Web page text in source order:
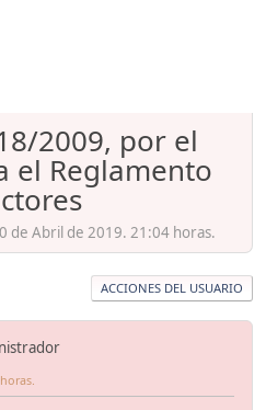
2009, por el
el Reglamento
de Abril de 2019. 21:04 horas.
ACCIONES DEL USUARIO